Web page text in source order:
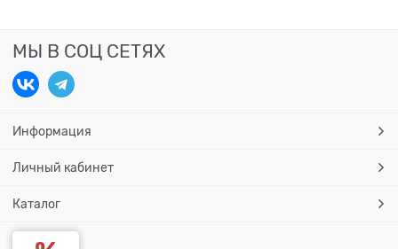
МЫ В СОЦ СЕТЯХ
Информация
Личный кабинет
Каталог